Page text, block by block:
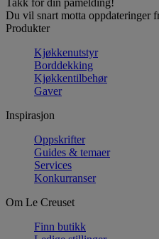
Takk for din påmelding!
Du vil snart motta oppdateringer
Produkter
Kjøkkenutstyr
Borddekking
Kjøkkentilbehør
Gaver
Inspirasjon
Oppskrifter
Guides & temaer
Services
Konkurranser
Om Le Creuset
Finn butikk